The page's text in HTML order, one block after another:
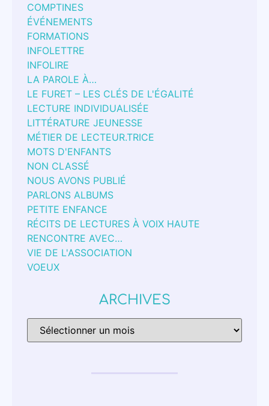
COMPTINES
ÉVÉNEMENTS
FORMATIONS
INFOLETTRE
INFOLIRE
LA PAROLE À…
LE FURET – LES CLÉS DE L'ÉGALITÉ
LECTURE INDIVIDUALISÉE
LITTÉRATURE JEUNESSE
MÉTIER DE LECTEUR.TRICE
MOTS D'ENFANTS
NON CLASSÉ
NOUS AVONS PUBLIÉ
PARLONS ALBUMS
PETITE ENFANCE
RÉCITS DE LECTURES À VOIX HAUTE
RENCONTRE AVEC…
VIE DE L'ASSOCIATION
VOEUX
ARCHIVES